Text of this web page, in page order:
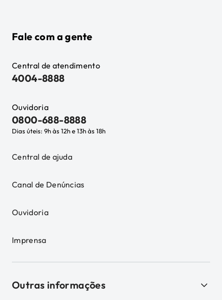
Fale com a gente
Central de atendimento
4004-8888
Ouvidoria
0800-688-8888
Dias úteis: 9h às 12h e 13h às 18h
Central de ajuda
Canal de Denúncias
Ouvidoria
Imprensa
Outras informações